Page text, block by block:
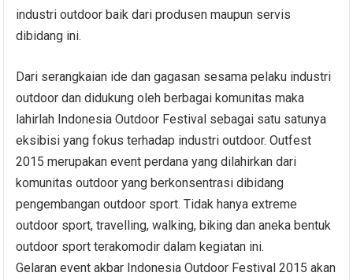
industri outdoor baik dari produsen maupun servis
dibidang ini.
Dari serangkaian ide dan gagasan sesama pelaku industri
outdoor dan didukung oleh berbagai komunitas maka
lahirlah Indonesia Outdoor Festival sebagai satu satunya
eksibisi yang fokus terhadap industri outdoor. Outfest
2015 merupakan event perdana yang dilahirkan dari
komunitas outdoor yang berkonsentrasi dibidang
pengembangan outdoor sport. Tidak hanya extreme
outdoor sport, travelling, walking, biking dan aneka bentuk
outdoor sport terakomodir dalam kegiatan ini.
Gelaran event akbar Indonesia Outdoor Festival 2015 akan